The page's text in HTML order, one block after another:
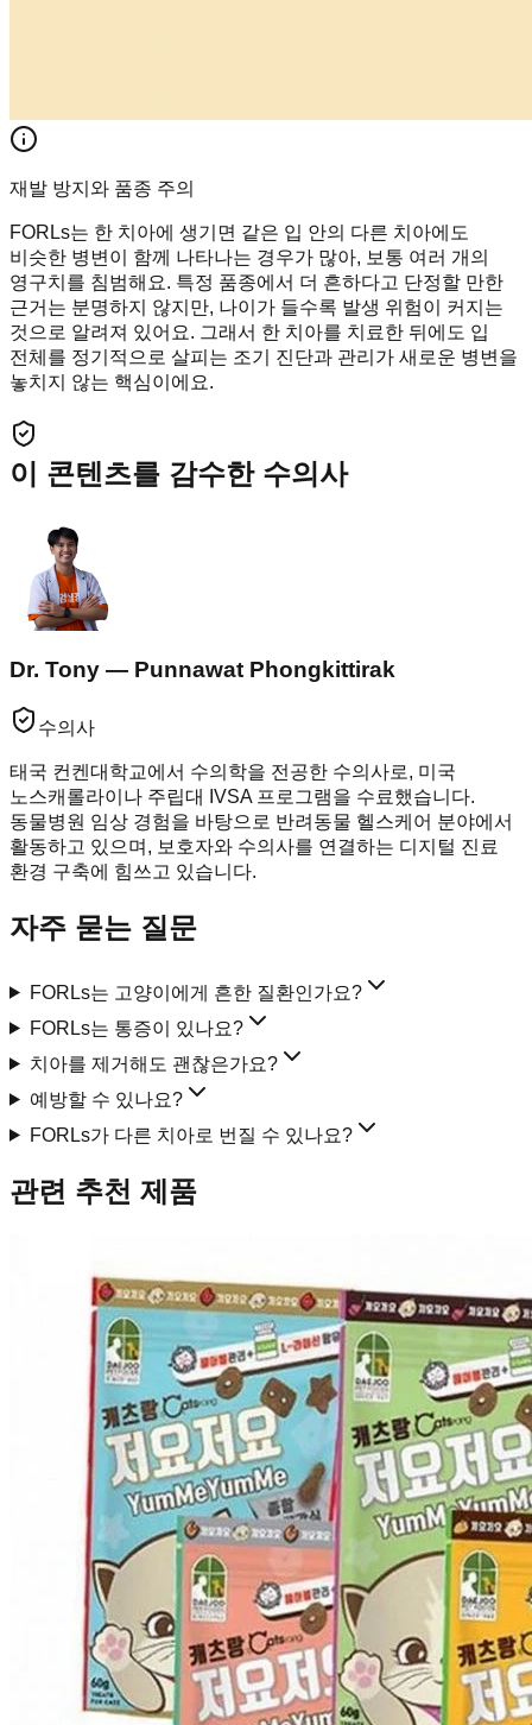
재발 방지와 품종 주의
FORLs는 한 치아에 생기면 같은 입 안의 다른 치아에도
비슷한 병변이 함께 나타나는 경우가 많아, 보통 여러 개의
영구치를 침범해요. 특정 품종에서 더 흔하다고 단정할 만한
근거는 분명하지 않지만, 나이가 들수록 발생 위험이 커지는
것으로 알려져 있어요. 그래서 한 치아를 치료한 뒤에도 입
전체를 정기적으로 살피는 조기 진단과 관리가 새로운 병변을
놓치지 않는 핵심이에요.
이 콘텐츠를 감수한 수의사
Dr. Tony — Punnawat Phongkittirak
수의사
태국 컨켄대학교에서 수의학을 전공한 수의사로, 미국
노스캐롤라이나 주립대 IVSA 프로그램을 수료했습니다.
동물병원 임상 경험을 바탕으로 반려동물 헬스케어 분야에서
활동하고 있으며, 보호자와 수의사를 연결하는 디지털 진료
환경 구축에 힘쓰고 있습니다.
자주 묻는 질문
FORLs는 고양이에게 흔한 질환인가요?
FORLs는 통증이 있나요?
치아를 제거해도 괜찮은가요?
예방할 수 있나요?
FORLs가 다른 치아로 번질 수 있나요?
관련 추천 제품